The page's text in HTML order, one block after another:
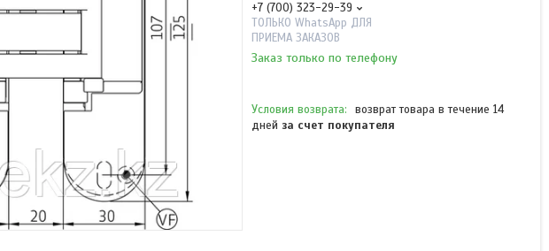
+7 (700) 323-29-39
ТОЛЬКО WhatsApp ДЛЯ
ПРИЕМА ЗАКАЗОВ
Заказ только по телефону
возврат товара в течение 14
дней за счет покупателя